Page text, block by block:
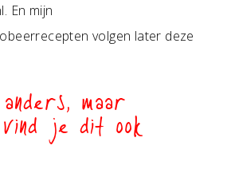
En mijn
volgen later deze
maar
vind je dit ook